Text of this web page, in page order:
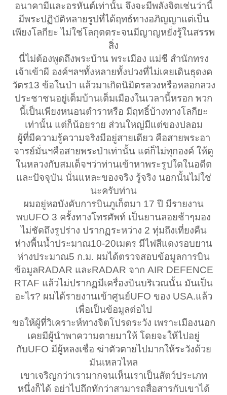
อนาคามีและอรหันต์เท่านั้น จึงจะมีพลังจิตเช่นว่านี้
มีพระปฏิบัติหลายรูปที่ได้ฤทธ์ทางอภิญญาแต่เป็น
เพียงโลกียะ ไม่ใช่โลกุตตระจนมีญาญหยั่งรู้ในสรรพ
สิ่ง
นี่ไม่ต้องพูดถึงพระบ้าน พระเมือง แม่ชี สำนักทรง
เจ้าเข้าผี องค์ฯลฯทั้งหลายทั้งปวงที่ไม่เคยเดินธุดงค
วัตร13 ข้อในป่า แล้วมาเกิดนิมิตรลวงหรือหลอกลวง
ประชาชนอยู่เต็มบ้านเต็มเมืองในเวลานี้หรอก พวก
นี้เป็นเพียงหนอนตำราหรือ มีฤทธิ์บ้างทางโลกียะ
เท่านั้น แต่ก็น้อยราย ส่วนใหญ่มีแต่ของปลอม
ผู้ที่มีความรู้ความจริงมีอยู่สายเดียว คือสายพระอา
จารย์มั่นฯคือสายพระป่าเท่านั้น แต่ก็ไม่ทุกองค์ ให้ดู
ในหลวงกับสมเด็จฯว่าท่านเข้าหาพระรูปใดในอดีต
และปัจจุบัน นั่นแหละของจริง รู้จริง นอกนั้นไม่ใช่
นะครับท่าน
ผมอยู่หอบังคับการบินภูเก็ตมา 17 ปี มีรายงาน
พบUFO 3 ครั้งทางโทรศัพท์ เป็นยานลอยช้าๆมอง
ไม่ชัดถึงรูปร่าง ปรากฏระหว่าง 2 ทุ่มถึงเที่ยงคืน
ห่างพื้นน้ำประมาณ10-20เมตร มีไฟสีแดงรอบยาน
ห่างประมาณ5 ก.ม. ผมได้ตรวจสอบข้อมูลการบิน
ข้อมูลRADAR และRADAR จาก AIR DEFENCE
RTAF แล้วไม่ปรากฏมีเครื่องบินบริเวณนั้น มันเป็น
อะไร? ผมได้รายงานเข้าศูนย์UFO ของ USA.แล้ว
เพื่อเป็นข้อมูลต่อไป
ขอให้ผู้ที่วิเคราะห์ทางจิตโปรดระวัง เพราะเมืองนอก
เคยมีผู้นำพาความตายมาให้ โดยจะให้ไปอยู่
กับUFO มีผู้หลงเชื่อ ฆ่าตัวตายไปมากให้ระวังด้วย
มันเหลวไหล
เขาเจริญกว่าเรามากจนเห็นเราเป็นสัตว์ประเภท
หนึ่งก็ได้ อย่าไปถึกทักว่าสามารถสื่อสารกับเขาได้